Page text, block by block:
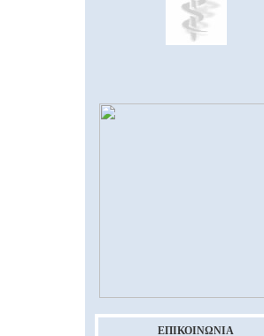
ΕΠΙΚΟΙΝΩΝΙΑ